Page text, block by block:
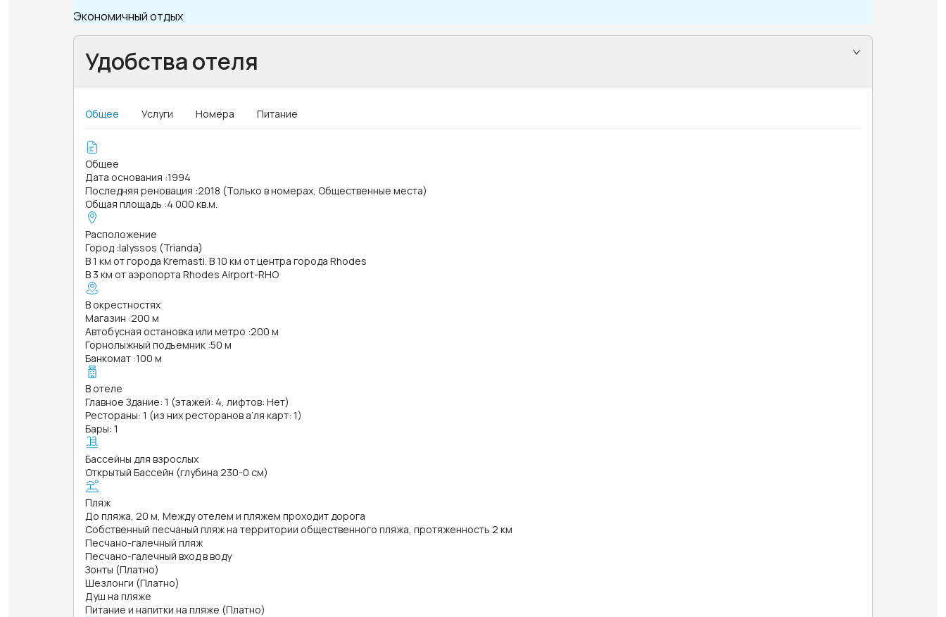
Экономичный отдых
Удобства отеля
Общее Услуги Номера Питание
Общее
Дата основания :1994
Последняя реновация :2018 (Только в номерах, Общественные места)
Общая площадь :4 000 кв.м.
Расположение
Город :Ialyssos (Trianda)
В 1 км от города Kremasti. В 10 км от центра города Rhodes
В 3 км от аэропорта Rhodes Airport-RHO
В окрестностях
Магазин :200 м
Автобусная остановка или метро :200 м
Горнолыжный подъемник :50 м
Банкомат :100 м
В отеле
Главное Здание: 1 (этажей: 4, лифтов: Нет)
Рестораны: 1 (из них ресторанов а’ля карт: 1)
Бары: 1
Бассейны для взрослых
Открытый Бассейн (глубина 230-0 см)
Пляж
До пляжа, 20 м, Между отелем и пляжем проходит дорога
Собственный песчаный пляж на территории общественного пляжа, протяженность 2 км
Песчано-галечный пляж
Песчано-галечный вход в воду
Зонты (Платно)
Шезлонги (Платно)
Душ на пляже
Питание и напитки на пляже (Платно)